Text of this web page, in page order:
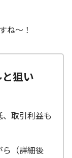
ね～！
狙い
取引利益も
ら（詳細後